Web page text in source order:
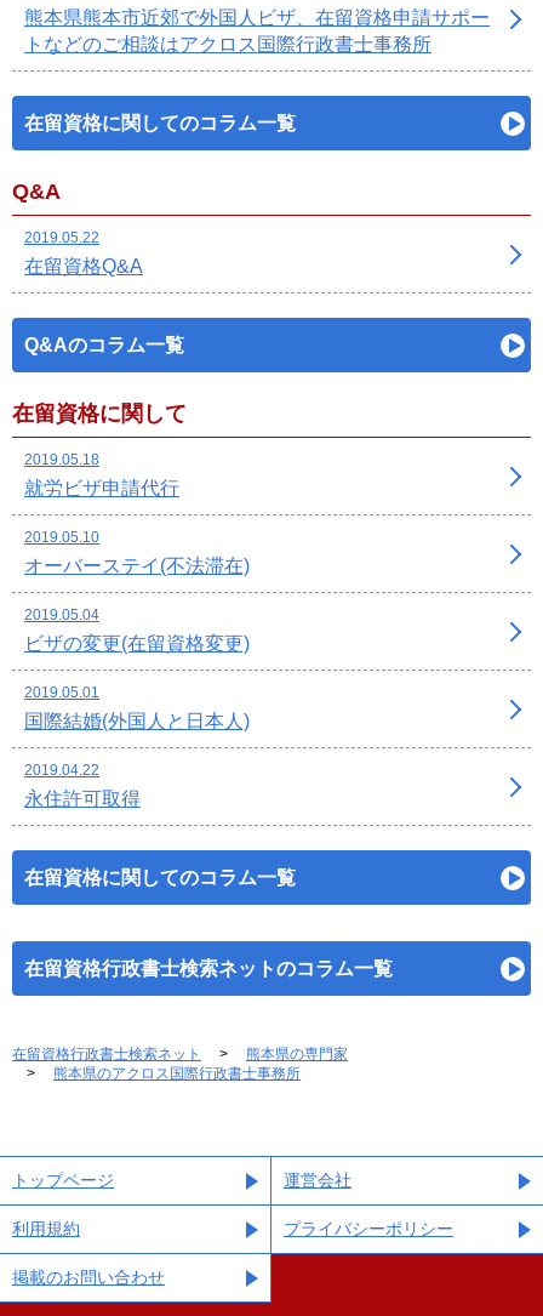
熊本県熊本市近郊で外国人ビザ、在留資格申請サポー
トなどのご相談はアクロス国際行政書士事務所
在留資格に関してのコラム一覧
Q&A
2019.05.22
在留資格Q&A
Q&Aのコラム一覧
在留資格に関して
2019.05.18
就労ビザ申請代行
2019.05.10
オーバーステイ(不法滞在)
2019.05.04
ビザの変更(在留資格変更)
2019.05.01
国際結婚(外国人と日本人)
2019.04.22
永住許可取得
在留資格に関してのコラム一覧
在留資格行政書士検索ネットのコラム一覧
在留資格行政書士検索ネット
熊本県の専門家
熊本県のアクロス国際行政書士事務所
トップページ 運営会社
利用規約 プライバシーポリシー
掲載のお問い合わせ